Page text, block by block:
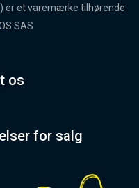
er et varemærke tilhørende
SAS
os
for salg